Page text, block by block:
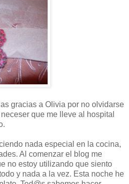
gracias a Olivia por no olvidarse
que me lleve al hospital
nada especial en la cocina,
Al comenzar el blog me
no estoy utilizando que siento
y nada a la vez. Esta noche he